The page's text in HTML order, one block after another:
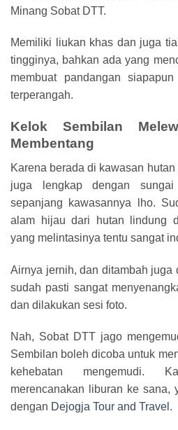
Minang Sobat DTT.
Memiliki liukan khas dan juga
tingginya, bahkan ada yang
membuat pandangan
terperangah.
Kelok Sembilan
Membentang
Karena berada di kawasan
juga lengkap dengan
sepanjang kawasannya lho.
alam hijau dari hutan lindung
yang melintasinya tentu sangat
Airnya jernih, dan ditambah juga
sudah pasti sangat
dan dilakukan sesi foto.
Nah, Sobat DTT jago
Sembilan boleh dicoba untuk
kehebatan mengemudi.
merencanakan liburan ke sana,
dengan Dejogja Tour and Travel .